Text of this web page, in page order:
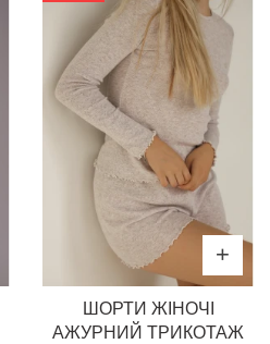
ШОРТИ ЖІНОЧІ
АЖУРНИЙ ТРИКОТАЖ